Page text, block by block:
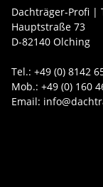
Dachträger-Profi |
Hauptstraße 73
D-82140 Olching
Tel.: +49 (0) 8142
Mob.: +49 (0) 160
Email: